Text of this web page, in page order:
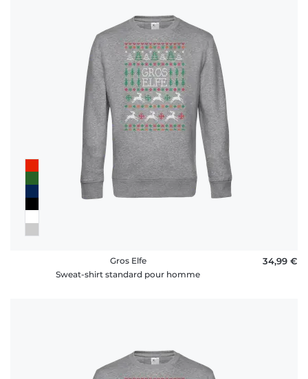
Gros Elfe
Sweat-shirt standard pour homme
34,99 €